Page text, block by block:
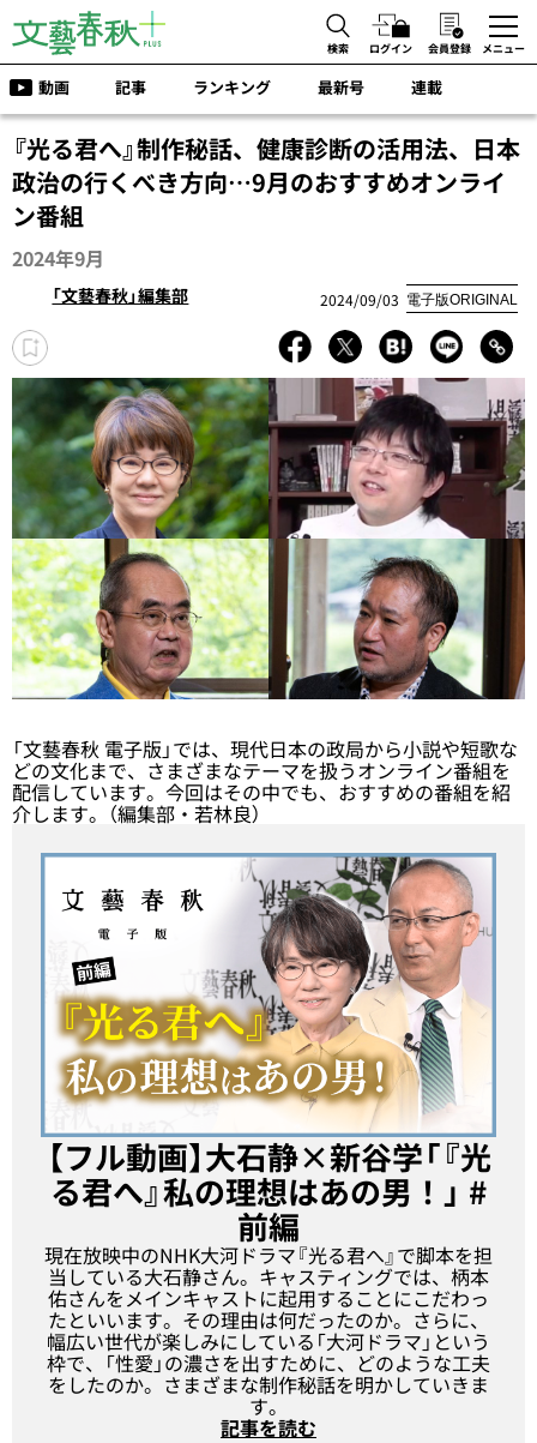
検索 ログイン 会員登録 メニュー
動画 記事 ランキング 最新号 連載
『光る君へ』制作秘話、健康診断の活用法、日本
政治の行くべき方向…9月のおすすめオンライ
ン番組
2024年9月
「文藝春秋」編集部 2024/09/03 電子版ORIGINAL
「文藝春秋 電子版」では、現代日本の政局から小説や短歌な
どの文化まで、さまざまなテーマを扱うオンライン番組を
配信しています。今回はその中でも、おすすめの番組を紹
介します。（編集部・若林良）
【フル動画】大石静×新谷学「『光
る君へ』私の理想はあの男！」 #
前編
現在放映中のNHK大河ドラマ『光る君へ』で脚本を担
当している大石静さん。キャスティングでは、柄本
佑さんをメインキャストに起用することにこだわっ
たといいます。その理由は何だったのか。さらに、
幅広い世代が楽しみにしている「大河ドラマ」という
枠で、「性愛」の濃さを出すために、どのような工夫
をしたのか。さまざまな制作秘話を明かしていきま
す。
記事を読む